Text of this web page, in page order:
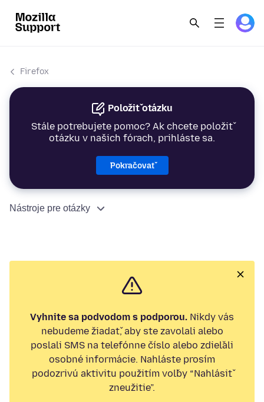
Firefox
Položiť otázku
Stále potrebujete pomoc? Ak chcete položiť
otázku v našich fórach, prihláste sa.
Pokračovať
Nástroje pre otázky
Vyhnite sa podvodom s podporou. Nikdy vás
nebudeme žiadať, aby ste zavolali alebo
poslali SMS na telefónne číslo alebo zdieľali
osobné informácie. Nahláste prosím
podozrivú aktivitu použitím voľby “Nahlásiť
zneužitie”.